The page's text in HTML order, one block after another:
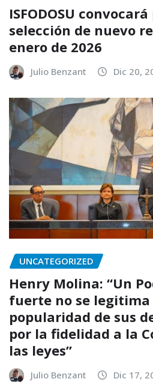
ISFODOSU
selección de nuevo
enero de 2026
Julio Benzant Dic 20,
UNCATEGORIZED
Henry Molina: “Un
fuerte no se legitima
popularidad de sus
por la fidelidad a la
las leyes”
Julio Benzant Dic 17,